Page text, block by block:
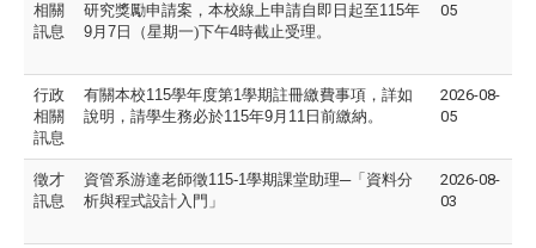
相關
訊息
研究獎勵申請案，本校線上申請自即日起至115年
9月 7 日（星期一)下午4時截止受理。
05
行政
相關
訊息
有關本校115學年度第1學期註冊繳費事項，詳如
說明，請學生務必於115年9月 11 日前繳納。
2026-08-
05
徵才
訊息
資管系游達老師徵115-1學期課堂助理─「資料分
析與程式設計入門」
2026-08-
03